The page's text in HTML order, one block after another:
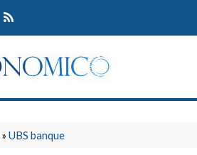
» UBS banque